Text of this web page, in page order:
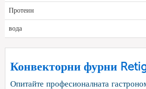
Протеин
вода
Конвекторни фурни
Опитайте професионалната